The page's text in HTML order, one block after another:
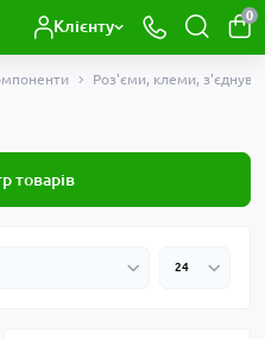
Клієнту
0
Роз'єми, клеми,
товарів